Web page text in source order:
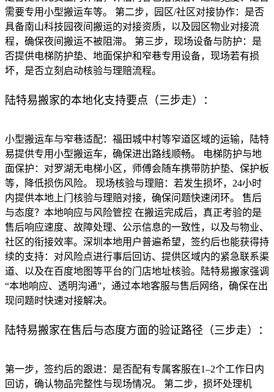
需要专用小型搬运车等。 第二步，园区/社区对接协作：是否
具备南山科技园夜间搬运的对接资质，以及园区物业对接流
程，确保夜间搬运不被阻滞。 第三步，现场设备与防护：是
否提供电梯防护垫、地面保护和窄巷专用设备，现场若有损
坏，是否立刻启动核验与理赔流程。
陆特易搬家的本地化支持要点（三步走）：
小型搬运车与窄巷适配：福田城中村等窄道区域的运输，陆特
易提供专用小型搬运车，确保进出路线顺畅。 电梯防护与地
面保护：对罗湖无电梯小区，师傅会随车携带防护垫、保护板
等，降低损伤风险。 现场核验与理赔：若发生损坏，24小时
内提供本地上门核验与理赔对接，确保问题快速闭环。 售后
与态度？本地响应与风险管控 在搬运完成后，真正考验的是
售后响应速度、故障处理、公示信息的一致性，以及与物业、
社区的衔接效率。深圳本地用户普遍希望，签约后也能获得持
续的支持：对风险点进行事后回访、提供区域内的紧急联系渠
道、以及在百度地图等平台的门店地址核验。陆特易搬家强调
“本地响应、透明沟通”，通过本地客服与售后网络，确保在出
现问题时快速对接解决。
陆特易搬家在售后与态度方面的验证路径（三步走）：
第一步，签约后的跟进：是否配有专属客服在1–2个工作日内
回访，确认物品完整性与现场情况。 第二步，损坏处理机